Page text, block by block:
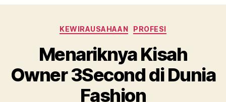
Categories
KEWIRAUSAHAAN PROFESI
Menariknya Kisah
Owner 3Second di Dunia
Fashion